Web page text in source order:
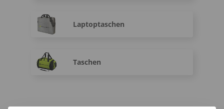
Laptoptaschen
Taschen